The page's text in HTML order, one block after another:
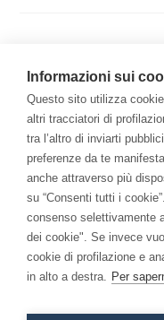
Pingback:La vita più
Il Libro
Per una
Informazioni sui
Questo sito utilizza
altri tracciatori di
tra l’altro di inviarti
preferenze da te
anche attraverso più
su “Consenti tutti i
consenso selettivamente
dei cookie". Se invece
cookie di profilazione e
in alto a destra. Per